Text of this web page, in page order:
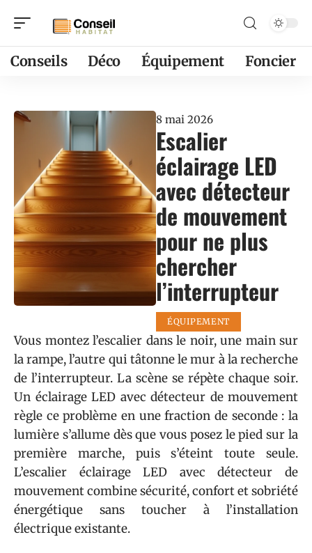
Conseils Déco Équipement Foncier
8 mai 2026
Escalier
éclairage LED
avec détecteur
de mouvement
pour ne plus
chercher
l’interrupteur
ÉQUIPEMENT
Vous montez l’escalier dans le noir, une main sur
la rampe, l’autre qui tâtonne le mur à la recherche
de l’interrupteur. La scène se répète chaque soir.
Un éclairage LED avec détecteur de mouvement
règle ce problème en une fraction de seconde : la
lumière s’allume dès que vous posez le pied sur la
première marche, puis s’éteint toute seule.
L’escalier éclairage LED avec détecteur de
mouvement combine sécurité, confort et sobriété
énergétique sans toucher à l’installation
électrique existante.